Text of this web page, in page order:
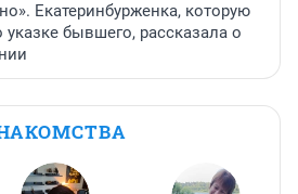
Екатеринбурженка, которую
бывшего, рассказала о